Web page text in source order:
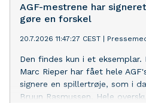
AGF-mestrene har
gøre en forskel
20.7.2026 11:47:27 CEST |
Den findes kun i et eksemplar.
Marc Rieper har fået hele
signere en spillertrøje, som i
Bruun Rasmussen. Hele